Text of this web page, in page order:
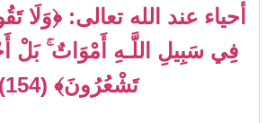
أحياء عند الله تعالى: ﴿وَلَا
فِي سَبِيلِ اللَّـهِ أَمْوَاتٌ ۚ بَلْ
تَشْعُرُونَ﴾ (154).